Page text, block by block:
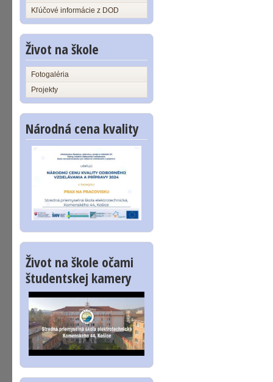
Kľúčové informácie z DOD
Život na škole
Fotogaléria
Projekty
Národná cena kvality
Život na škole očami
študentskej kamery